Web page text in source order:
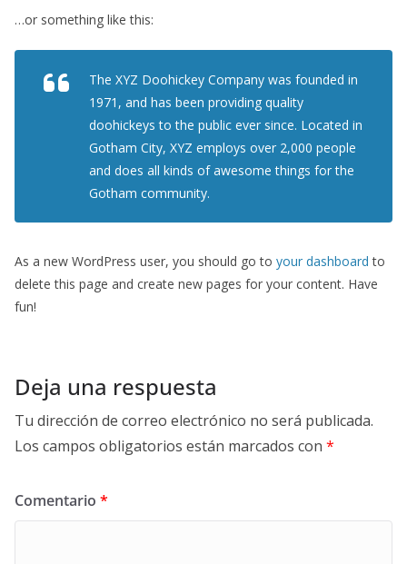
…or something like this:
The XYZ Doohickey Company was founded in
1971, and has been providing quality
doohickeys to the public ever since. Located in
Gotham City, XYZ employs over 2,000 people
and does all kinds of awesome things for the
Gotham community.
As a new WordPress user, you should go to your dashboard to
delete this page and create new pages for your content. Have
fun!
Deja una respuesta
Tu dirección de correo electrónico no será publicada.
Los campos obligatorios están marcados con *
Comentario *